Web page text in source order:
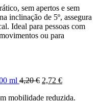
sem apertos e sem
inclinação de 5º, assegura
Ideal para pessoas com
ou para
ml 4,20€ O
original
2,72 €O
atual
mobilidade reduzida.